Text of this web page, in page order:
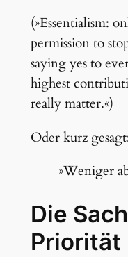
(»Essentialism:
permission to
saying yes to
highest
really matter.«)
Oder kurz
»Weniger
Die
Priorität